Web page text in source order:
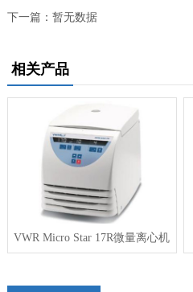
下一篇： 暂无数据
相关产品
VWR Micro Star 17R微量离心机